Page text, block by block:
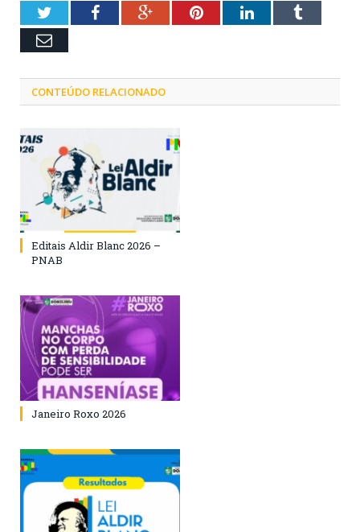
TwitterFacebookGoogle+PinterestLinkedInTumblr
Email
CONTEÚDO RELACIONADO
Editais Aldir Blanc 2026 –
PNAB
Janeiro Roxo 2026